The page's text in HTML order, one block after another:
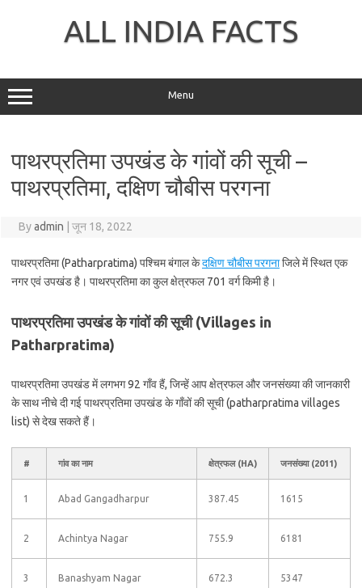
ALL INDIA FACTS
Menu
पाथरप्रतिमा उपखंड के गांवों की सूची –
पाथरप्रतिमा, दक्षिण चौबीस परगना
Byadmin जून 18, 2022
पाथरप्रतिमा (Patharpratima) पश्चिम बंगाल केदक्षिण चौबीस परगनाजिले में स्थित एक
नगर एवं उपखंड है। पाथरप्रतिमा का कुल क्षेत्रफल 701 वर्ग किमी है।
पाथरप्रतिमा उपखंड के गांवों की सूची (Villages in
Patharpratima)
पाथरप्रतिमा उपखंड में लगभग 92 गाँव हैं, जिन्हें आप क्षेत्रफल और जनसंख्या की जानकारी
के साथ नीचे दी गई पाथरप्रतिमा उपखंड के गाँवों की सूची (patharpratima villages
list) से देख सकते हैं।
# गांव का नाम क्षेत्रफल (HA) जनसंख्या (2011)
1 Abad Gangadharpur 387.45 1615
2 Achintya Nagar 755.9 6181
3 Banashyam Nagar 672.3 5347